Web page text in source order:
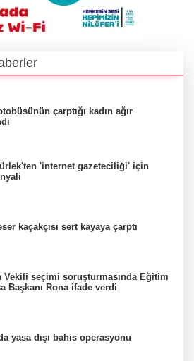
çarptığı kadın ağır
'internet gazeteciliği' için
kaçakçısı sert kayaya çarptı
Vekili seçimi soruşturmasında Eğitim
Başkanı Rona ifade verdi
yasa dışı bahis operasyonu